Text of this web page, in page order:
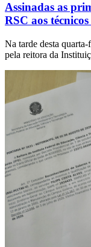
Assinadas as
RSC aos
Na tarde desta
pela reitora da